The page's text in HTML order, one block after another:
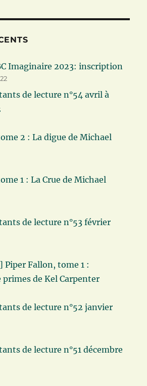
Imaginaire 2023: inscription
de lecture n°54 avril à
2 : La digue de Michael
1 : La Crue de Michael
de lecture n°53 février
Piper Fallon, tome 1 :
primes de Kel Carpenter
de lecture n°52 janvier
de lecture n°51 décembre